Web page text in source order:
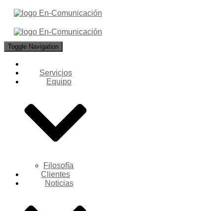
Toggle Navigation
Servicios
Equipo
Filosofía
Clientes
Noticias